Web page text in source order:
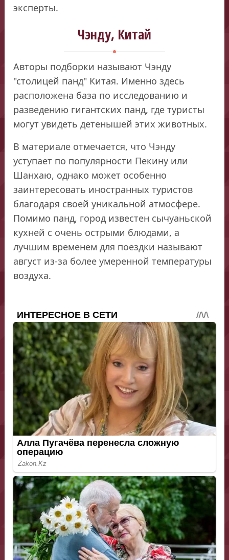
эксперты.
Чэнду, Китай
Авторы подборки называют Чэнду
"столицей панд" Китая. Именно здесь
расположена база по исследованию и
разведению гигантских панд, где туристы
могут увидеть детенышей этих животных.
В материале отмечается, что Чэнду
уступает по популярности Пекину или
Шанхаю, однако может особенно
заинтересовать иностранных туристов
благодаря своей уникальной атмосфере.
Помимо панд, город известен сычуаньской
кухней с очень острыми блюдами, а
лучшим временем для поездки называют
август из-за более умеренной температуры
воздуха.